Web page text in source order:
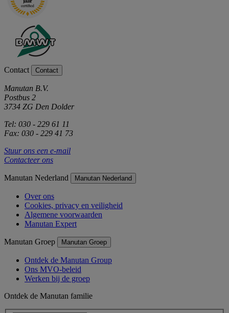
Contact Contact
Manutan B.V.
Postbus 2
3734 ZG Den Dolder
Tel: 030 - 229 61 11
Fax: 030 - 229 41 73
Stuur ons een e-mail
Contacteer ons
Manutan Nederland Manutan Nederland
Over ons
Cookies, privacy en veiligheid
Algemene voorwaarden
Manutan Expert
Manutan Groep Manutan Groep
Ontdek de Manutan Group
Ons MVO-beleid
Werken bij de groep
Ontdek de Manutan familie